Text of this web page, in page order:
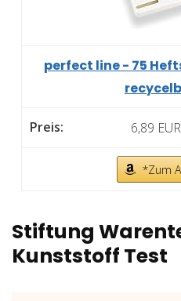
perfect line - 75
6,89 EUR
*Zum
Stiftung
Kunststoff Test